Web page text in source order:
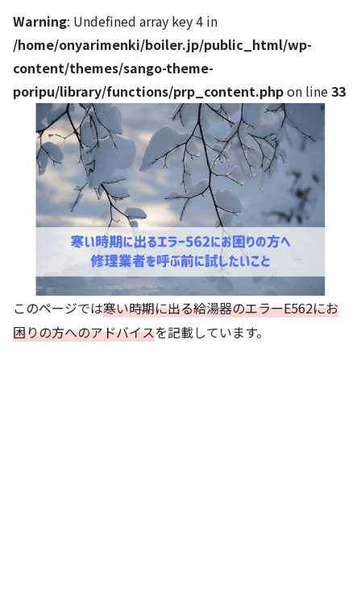
Warning: Undefined array key 4 in
/home/onyarimenki/boiler.jp/public_html/wp-
content/themes/sango-theme-
poripu/library/functions/prp_content.phpon line33
このページでは寒い時期に出る給湯器のエラーE562にお
困りの方へのアドバイスを記載しています。